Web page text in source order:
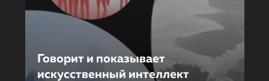
Говорит и показывает
искусственный интеллект